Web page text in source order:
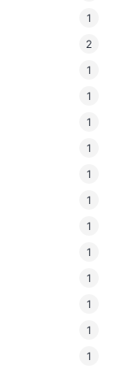
1
2
1
1
1
1
1
1
1
1
1
1
1
1